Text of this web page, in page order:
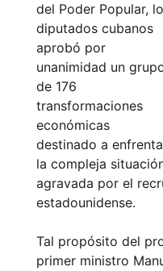
del Poder Popular,
diputados cubanos
aprobó por
unanimidad un
de 176
transformaciones
económicas
destinado a
la compleja
agravada por el
estadounidense.
Tal propósito del
primer ministro